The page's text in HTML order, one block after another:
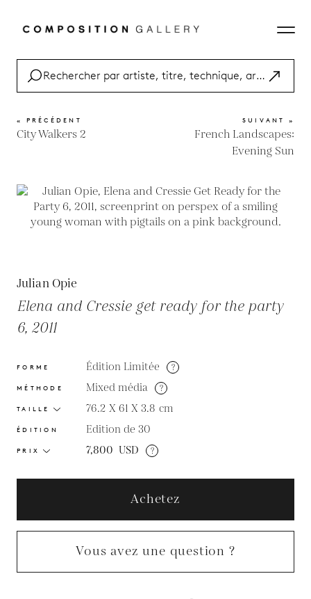
« PRÉCÉDENT
City Walkers 2
SUIVANT »
French Landscapes:
Evening Sun
Julian Opie
Elena and Cressie get ready for the party
6, 2011
FORME Édition Limitée ?
MÉTHODE Mixed média ?
TAILLE 76.2 X 61 X 3.8 cm
ÉDITION Edition de 30
PRIX 7,800 USD ?
Achetez
Vous avez une question ?